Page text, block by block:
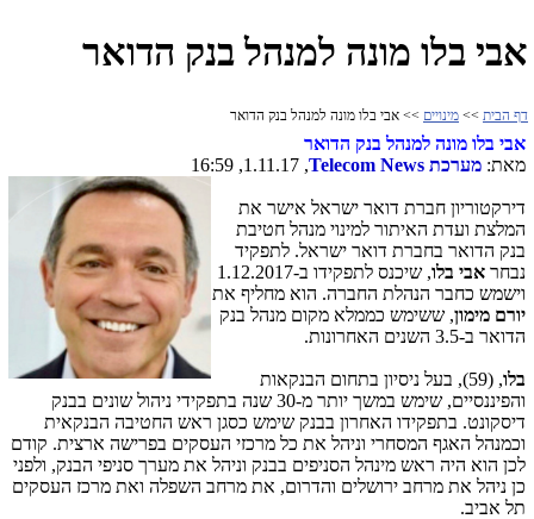
אבי בלו מונה למנהל בנק הדואר
דף הבית >> מינויים >> אבי בלו מונה למנהל בנק הדואר
אבי בלו מונה למנהל בנק הדואר
מאת: מערכת Telecom News
, 1.11.17, 16:59
דירקטוריון חברת דואר ישראל אישר את
המלצת ועדת האיתור למינוי מנהל חטיבת
בנק הדואר בחברת דואר ישראל. לתפקיד
נבחר אבי בלו
, שיכנס לתפקידו ב-1.12.2017
וישמש כחבר הנהלת החברה. הוא מחליף את
יורם מימון, ששימש כממלא מקום מנהל בנק
הדואר ב-3.5 השנים האחרונות.
בלו,
(59), בעל ניסיון בתחום הבנקאות
והפיננסיים, שימש במשך יותר מ-30 שנה בתפקידי ניהול שונים בבנק
דיסקונט. בתפקידו האחרון בבנק שימש כסגן ראש החטיבה הבנקאית
וכמנהל האגף המסחרי וניהל את כל מרכזי העסקים בפרישה ארצית. קודם
לכן הוא היה ראש מינהל הסניפים בבנק וניהל את מערך סניפי הבנק, ולפני
כן ניהל את מרחב ירושלים והדרום, את מרחב השפלה ואת מרכז העסקים
תל אביב.